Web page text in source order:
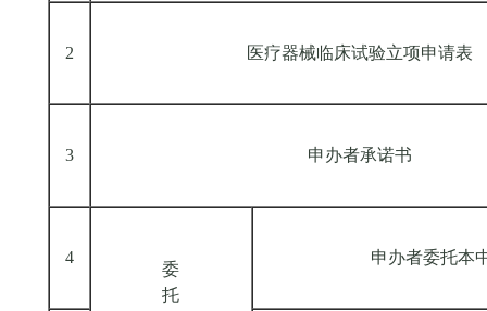
2 医疗器械临床试验立项申请表
3 申办者承诺书
4
委
托
申办者委托本